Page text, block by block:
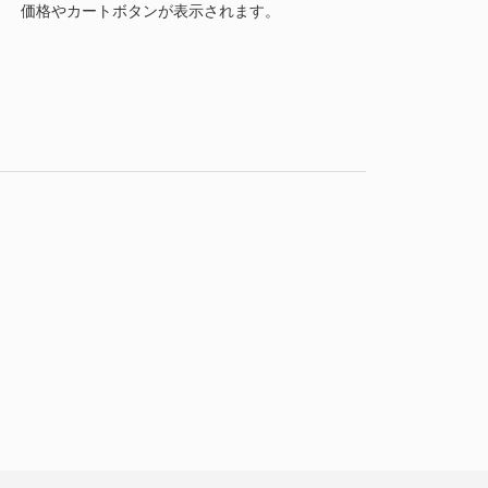
価格やカートボタンが表示されます。